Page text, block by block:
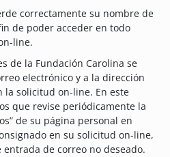
correctamente su nombre de
de poder acceder en todo
line.
de la Fundación Carolina se
electrónico y a la dirección
la solicitud on-line. En este
que revise periódicamente la
de su página personal en
en su solicitud on-line,
de correo no deseado.